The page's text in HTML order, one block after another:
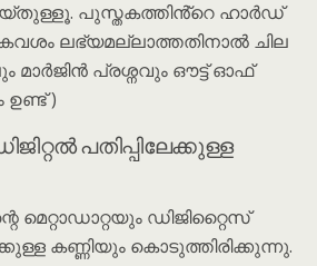
പുസ്തകത്തിൻ്റെ ഹാർഡ്
ലഭ്യമല്ലാത്തതിനാൽ ചില
മാർജിൻ പ്രശ്നവും ഔട്ട് ഓഫ്
)
പതിപ്പിലേക്കുള്ള
മെറ്റാഡാറ്റയും ഡിജിറ്റൈസ്
കണ്ണിയും കൊടുത്തിരിക്കുന്നു.